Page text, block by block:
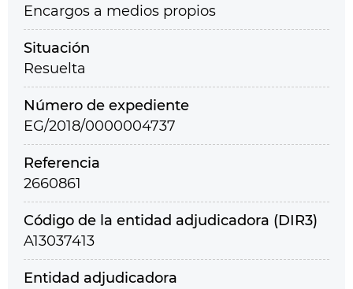
Encargos a medios propios
Situación
Resuelta
Número de expediente
EG/2018/0000004737
Referencia
2660861
Código de la entidad adjudicadora (DIR3)
A13037413
Entidad adjudicadora